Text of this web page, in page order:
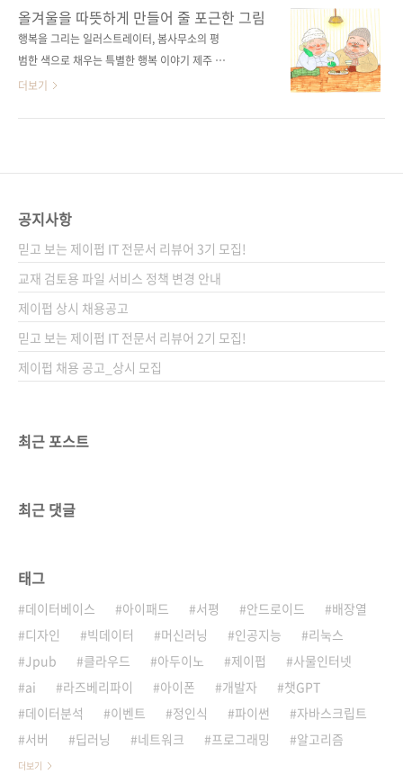
희 작가가 도시 곳곳을 직접 걸으며 눈에 담고,
사진으로 기록한 장면들을 섬세한 어반 스케치
로 옮겨 담은 컬러링 북입니다. 서촌과 삼청동,
성..
새봄) 시리즈 어텐션 시리즈 출판일 2024년 1월
5일 페이지 112쪽 판 형 46배판변형
(188*245*11.5) 제 본 PUR(soft cover) 정 가
키워드 컬러링, 스케치, 드로잉, 일러스트, 노부
부, 손그림, 색연필, 마커, 수채화, 미술 분 야 예
올겨울을 따뜻하게 만들어 줄 포근한 그림
행복을 그리는 일러스트레이터, 봄사무소의 평
범한 색으로 채우는 특별한 행복 이야기 제주 함
덕에 있는 아담한 소품 가게에서 “귀엽고 통통하
마 엽서 굿즈나 카페에 걸린 액자로 한 번쯤 보았
렇듯 한 번 보면 잘 잊히지 않을 아주 독특한 그
림체를 갖고 있거든요. 특히 토실토실하고 귀여
운 노부부 일러스트는 작가의 시그니처입니다.
동그랗고 통통한 얼굴로 사이좋게 서로에게 의
지한 그림을 보고 있노라면 절로 웃음이 날 수밖
에 없지요. 봄사무소의..
더보기
공지사항
믿고 보는 제이펍 IT 전문서 리뷰어 3기 모집!
교재 검토용 파일 서비스 정책 변경 안내
제이펍 상시 채용공고
믿고 보는 제이펍 IT 전문서 리뷰어 2기 모집!
제이펍 채용 공고_상시 모집
최근 포스트
최근 댓글
태그
데이터베이스 아이패드 서평 안드로이드
배장열
디자인
빅데이터 머신러닝 인공지능
리눅스
Jpub
클라우드 아두이노 제이펍
사물인터넷
ai
라즈베리파이 아이폰 개발자
챗GPT
데이터분석
이벤트 정인식 파이썬
자바스크립트
서버
딥러닝 네트워크 프로그래밍 알고리즘
더보기